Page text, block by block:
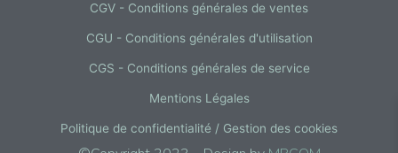
CGV - Conditions générales de ventes
CGU - Conditions générales d'utilisation
CGS - Conditions générales de service
Mentions Légales
Politique de confidentialité / Gestion des cookies